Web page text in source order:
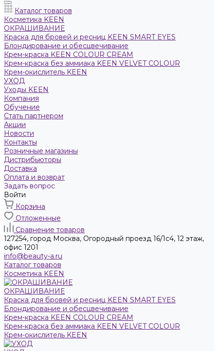
Каталог товаров
Косметика KEEN
ОКРАШИВАНИЕ
Краска для бровей и ресниц KEEN SMART EYES
Блондирование и обесцвечивание
Крем-краска KEEN COLOUR CREAM
Крем-краска без аммиака KEEN VELVET COLOUR
Крем-окислитель KEEN
УХОД
Уходы KEEN
Компания
Обучение
Стать партнером
Акции
Новости
Контакты
Розничные магазины
Дистрибьюторы
Доставка
Оплата и возврат
Задать вопрос
Войти
Корзина
Отложенные
Сравнение товаров
127254, город Москва, Огородный проезд 16/1с4, 12 этаж,
офис 1201
info@beauty-a.ru
Каталог товаров
Косметика KEEN
ОКРАШИВАНИЕ
Краска для бровей и ресниц KEEN SMART EYES
Блондирование и обесцвечивание
Крем-краска KEEN COLOUR CREAM
Крем-краска без аммиака KEEN VELVET COLOUR
Крем-окислитель KEEN